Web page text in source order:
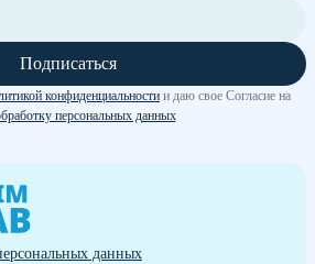
Подписаться
конфиденциальности и даю свое Согласие на
персональных данных
данных